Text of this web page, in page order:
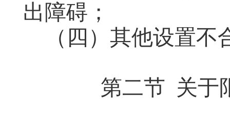
出障碍；
（四）其他设置
第二节 关于